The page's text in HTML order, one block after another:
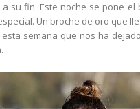
a su fin. Este noche se pone el
Un broche de oro que
semana que nos ha